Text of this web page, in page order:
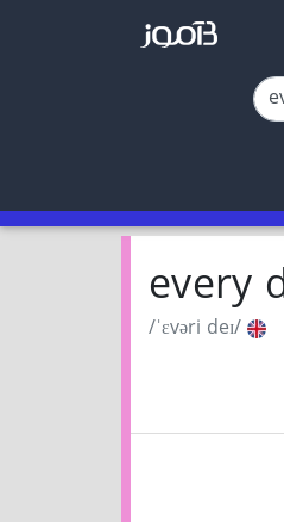
every
/ˈɛvəri deɪ/